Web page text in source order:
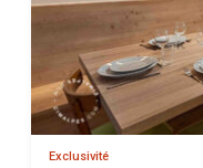
Exclusivité